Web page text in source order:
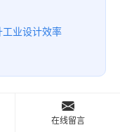
业设计效率
在线留言